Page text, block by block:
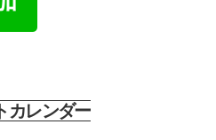
カレンダー